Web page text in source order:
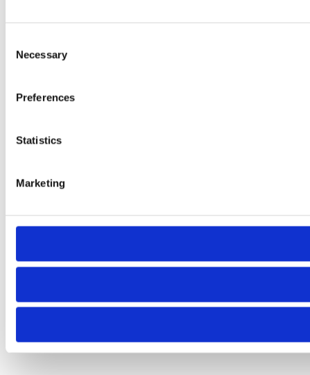
Selection
Necessary
Preferences
Statistics
Marketing